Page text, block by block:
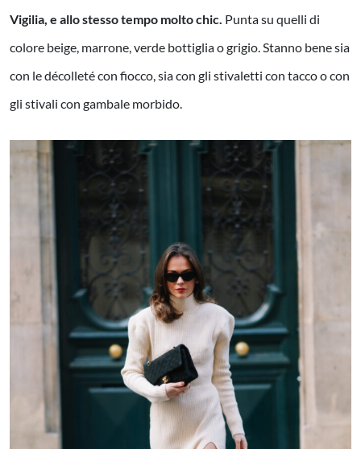
Vigilia, e allo stesso tempo molto chic. Punta su quelli di
colore beige, marrone, verde bottiglia o grigio. Stanno bene sia
con le décolleté con fiocco, sia con gli stivaletti con tacco o con
gli stivali con gambale morbido.